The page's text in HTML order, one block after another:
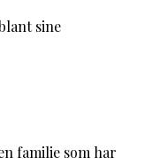
sine
familie som har